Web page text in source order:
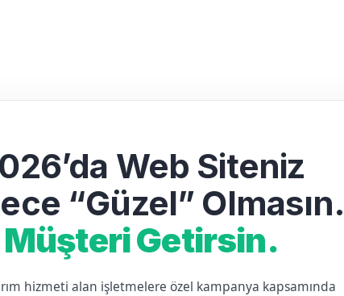
Web Siteniz
“Güzel” Olmasın.
Müşteri Getirsin.
hizmeti alan işletmelere özel kampanya kapsamında